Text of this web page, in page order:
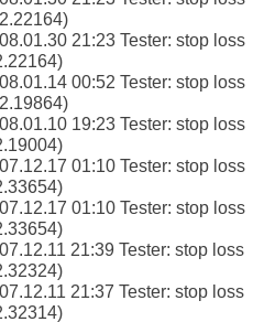
21:23 Tester: stop loss
00:52 Tester: stop loss
19:23 Tester: stop loss
01:10 Tester: stop loss
01:10 Tester: stop loss
21:39 Tester: stop loss
21:37 Tester: stop loss